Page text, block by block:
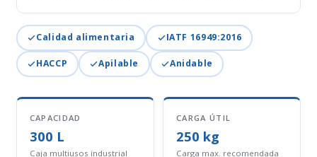
Calidad alimentaria IATF 16949:2016
HACCP Apilable Anidable
CAPACIDAD
300 L
Caja multiusos industrial
CARGA ÚTIL
250 kg
Carga max. recomendada